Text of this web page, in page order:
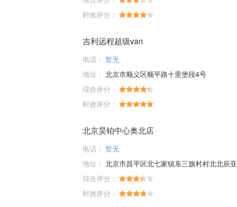
时效评分：
吉利远程超级van
电话： 暂无
地址： 北京市顺义区顺平路十里堡段4号
综合评分：
时效评分：
北京昊铂中心奥北店
电话： 暂无
地址： 北京市昌平区北七家镇东三旗村村北北辰亚运村汽
综合评分：
时效评分：